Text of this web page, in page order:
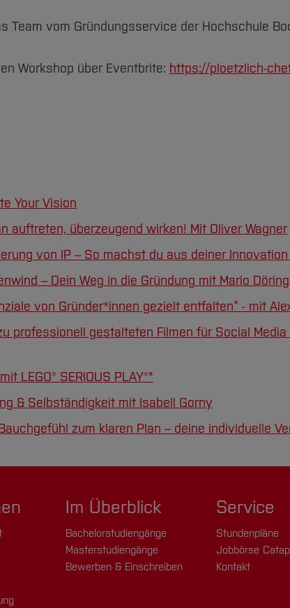
Team vom Gründungsservice der Hochschule
Workshop über Eventbrite: https://ploetzlich-
Your Vision
auftreten, überzeugend wirken! Mit Oliver Wagner
von IP – So machst du aus deiner
– Dein Weg in die Gründung mit Mario
von Gründer*innen gezielt entfalten“ - mit
professionell gestalteten Filmen für Social
LEGO® SERIOUS PLAY®"
& Selbständigkeit mit Isabell Gorny
Bauchgefühl zum klaren Plan – deine individuelle
Im Überblick
Bachelorstudiengänge
Masterstudiengänge
Bewerben & Einschreiben
Service
Stundenpläne
Jobbörse
Kontakt